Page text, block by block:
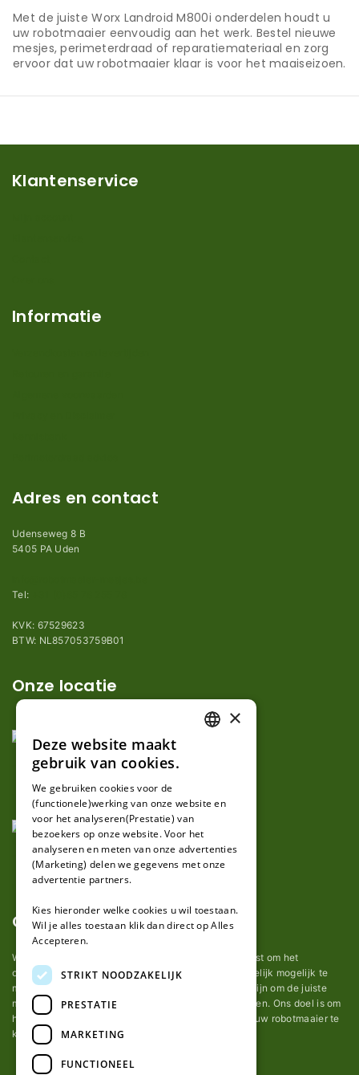
Met de juiste Worx Landroid M800i onderdelen houdt u
uw robotmaaier eenvoudig aan het werk. Bestel nieuwe
mesjes, perimeterdraad of reparatiemateriaal en zorg
ervoor dat uw robotmaaier klaar is voor het maaiseizoen.
Klantenservice
Informatie
Adres en contact
Udenseweg 8 B
5405 PA Uden
Tel:
KVK: 67529623
BTW: NL857053759B01
Onze locatie
Over ons
Wij van robotmaaier-mesjes.be doen ons uiterste best om het
onderhoud van robot grasmaaier mesjes zo gemakkelijk mogelijk te
maken. Uit ervaring merkten we hoe lastig het kan zijn om de juiste
messen voor een automatische grasmachine te vinden. Ons doel is om
het u makkelijk te maken om de goede mesjes voor uw robotmaaier te
kopen.
GERMAN
×
Deze website maakt
gebruik van cookies.
We gebruiken cookies voor de
(functionele)werking van onze website en
voor het analyseren(Prestatie) van
bezoekers op onze website. Voor het
analyseren en meten van onze advertenties
(Marketing) delen we gegevens met onze
advertentie partners.
Kies hieronder welke cookies u wil toestaan.
Wil je alles toestaan klik dan direct op Alles
Accepteren.
STRIKT NOODZAKELIJK
PRESTATIE
MARKETING
FUNCTIONEEL